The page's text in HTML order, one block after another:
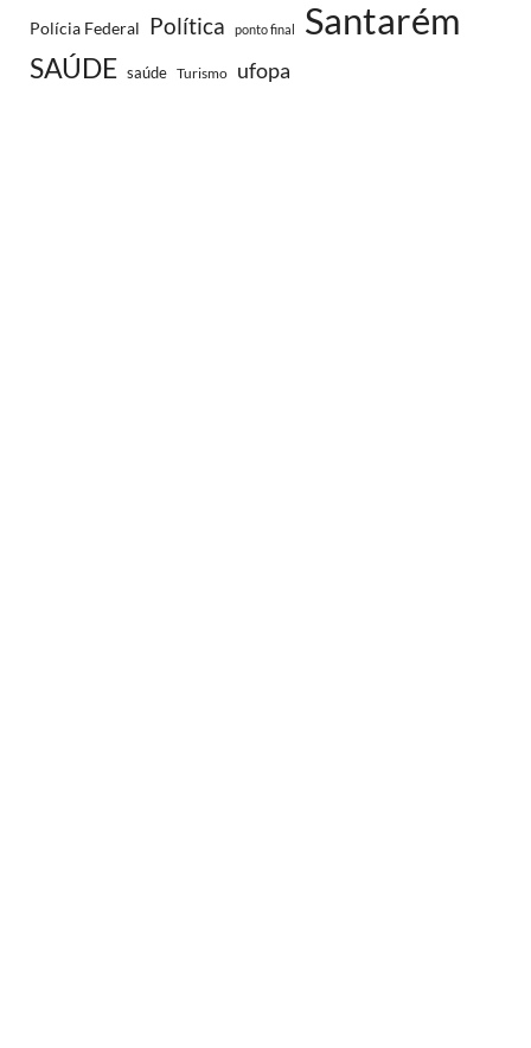
Polícia Federal Política ponto final Santarém
SAÚDE saúde Turismo ufopa